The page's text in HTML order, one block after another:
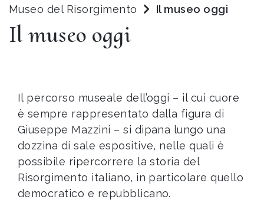
Museo del Risorgimento
Il museo oggi
Il museo oggi
Il percorso museale dell’oggi – il cui cuore
è sempre rappresentato dalla figura di
Giuseppe Mazzini – si dipana lungo una
dozzina di sale espositive, nelle quali è
possibile ripercorrere la storia del
Risorgimento italiano, in particolare quello
democratico e repubblicano.